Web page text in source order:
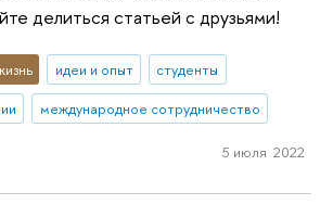
делиться статьей с друзьями!
идеи и опыт
студенты
международное сотрудничество
5 июля 2022